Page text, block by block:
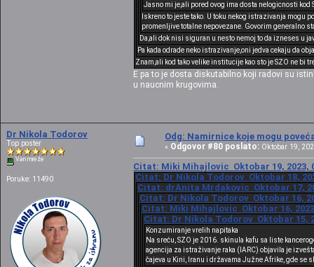
Jasno mi je,ali pored ovog ima dosta nelogicnosti kod
Iskreno to jeste tako. U toku nekog istrazivanja
promenljive totalne nepovezane. Govorim generalno
Da,ali dok nisi siguran u nesto nemoj to da izneses u
Pa kada odrade neko istrazivanje,oni jedva cekaju da
Znam,ali kod tako velike institucije kao sto je SZO ne bi
E pa to je dosta diskutabilno koji radovi su
u naucnim krugovima.
Dr Nikola Todorov
Top poster
Van mreže
Poruke: 11490
Odg: Namirnice koje mogu
« Odgovor #80 poslato: Oktobar 19,
Citat: Miki Mihajlovic Oktobar 19, 2023,
Citat: Dr Nikola Todorov Oktobar 18,
Citat: drAnita Mrdakovic Oktobar 17,
Citat: Dr Nikola Todorov Oktobar 16,
Citat: Miki Mihajlovic Oktobar 16,
Citat: Dr Nikola Todorov Oktobar 15,
Konzumiranje vrelih napitaka
Na sreću, SZO je 2016. skinula kafu sa liste
agencija za istraživanje raka (IARC) objavila je
čajeva u Kini, Iranu i državama Južne Afrike, gde se